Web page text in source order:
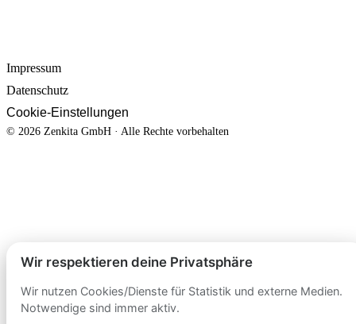
Impressum
Datenschutz
Cookie-Einstellungen
© 2026 Zenkita GmbH · Alle Rechte vorbehalten
Wir respektieren deine Privatsphäre
Wir nutzen Cookies/Dienste für Statistik und externe Medien.
Notwendige sind immer aktiv.